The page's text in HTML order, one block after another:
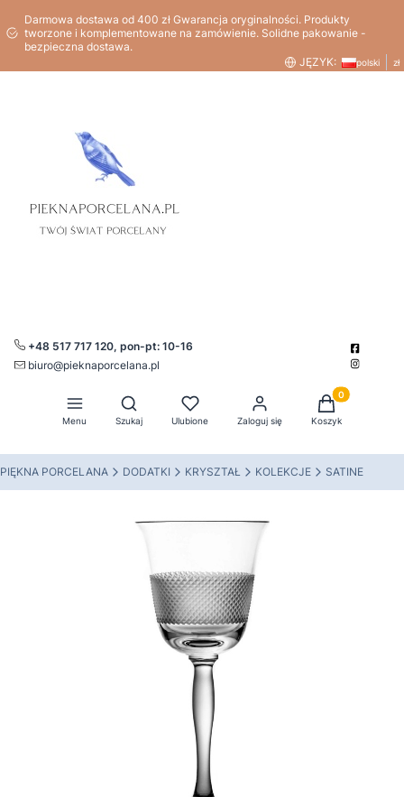
Darmowa dostawa od 400 zł Gwarancja oryginalności. Produkty
tworzone i komplementowane na zamówienie. Solidne pakowanie -
bezpieczna dostawa.
JĘZYK:
polski zł
+48 517 717 120, pon-pt: 10-16
biuro@pieknaporcelana.pl
Menu
Otwórz wyszukiwarkę
Szukaj Ulubione Zaloguj się
Produkty w
Koszyk
PIĘKNA PORCELANA DODATKI KRYSZTAŁ KOLEKCJE SATINE